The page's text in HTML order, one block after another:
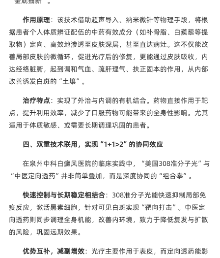
作用原理：该技术借助超声导入、纳米微针等物理手段，将根
据患者个人体质辨证配伍的中药有效成分（如补骨脂、白蒺藜等提
取物）定向、高效地渗透至皮肤深层，甚至直达病灶。这不仅能改
善局部皮肤的微循环，促进光疗后的修复，更能通过皮肤吸收，内
达经络脏腑，起到调和气血、疏肝理气、扶正固本的作用，从内部
改善诱发白斑的“土壤”。
治疗特点：实现了外治与内调的有机结合。药物直接作用于靶
点，提升利用效率，减少了口服药物可能带来的全身性影响。尤其
适用于体质敏感、或需要长期调理巩固的患者。
四、双重技术联用，实现“1+1>2”的协同效应
在泉州中科白癜风医院的临床实践中，“美国308准分子光”与
“中医定向透药”并非简单叠加，而是深度协同的“组合拳”。
快速控制与长期稳定相结合：308准分子光能快速抑制局部免
疫反应，激活黑素细胞，针对可见白斑实现“靶向打击”。中医定
向透药则同步调理全身机能，改善内环境，致力于降低复发与扩散
的风险，巩固远期效果。
优势互补，减副增效：光疗主要作用于表皮，而定向透药能影